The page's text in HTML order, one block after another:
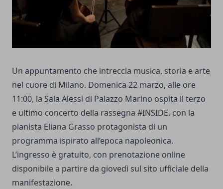
Un appuntamento che intreccia musica, storia e arte
nel cuore di Milano. Domenica 22 marzo, alle ore
11:00, la Sala Alessi di Palazzo Marino ospita il terzo
e ultimo concerto della rassegna #INSIDE, con la
pianista Eliana Grasso protagonista di un
programma ispirato all’epoca napoleonica.
L’ingresso è gratuito, con prenotazione online
disponibile a partire da giovedì sul sito ufficiale della
manifestazione.